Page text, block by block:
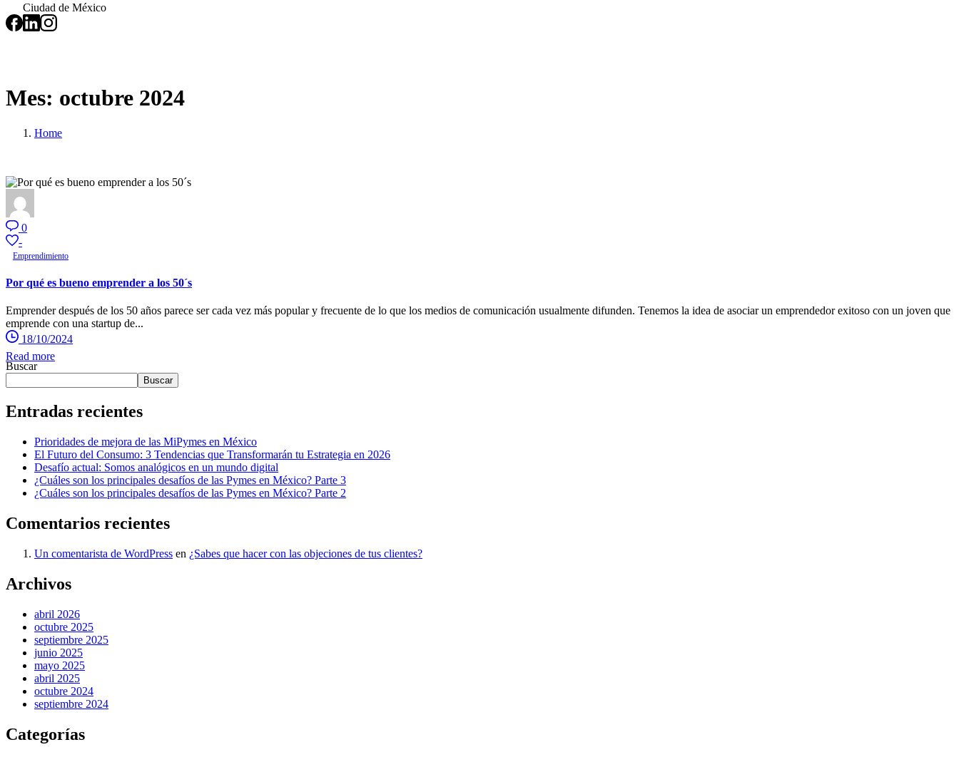
Ciudad de México
Mes: octubre 2024
Home
0
-
Emprendimiento
Por qué es bueno emprender a los 50´s
Emprender después de los 50 años parece ser cada vez más popular y frecuente de lo que los medios de comunicación usualmente difunden. Tenemos la idea de asociar un emprendedor exitoso con un joven que
emprende con una startup de...
18/10/2024
Read more
Buscar
Buscar
Entradas recientes
Prioridades de mejora de las MiPymes en México
El Futuro del Consumo: 3 Tendencias que Transformarán tu Estrategia en 2026
Desafío actual: Somos analógicos en un mundo digital
¿Cuáles son los principales desafíos de las Pymes en México? Parte 3
¿Cuáles son los principales desafíos de las Pymes en México? Parte 2
Comentarios recientes
Un comentarista de WordPress en ¿Sabes que hacer con las objeciones de tus clientes?
Archivos
abril 2026
octubre 2025
septiembre 2025
junio 2025
mayo 2025
abril 2025
octubre 2024
septiembre 2024
Categorías